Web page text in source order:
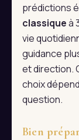
prédictions
classiqueà
vie
guidance
et direction.
choix
question.
Bien